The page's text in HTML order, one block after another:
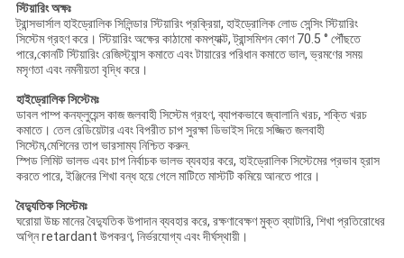
স্টিয়ারিং অক্ষঃ
ট্রান্সভার্সাল হাইড্রোলিক সিলিন্ডার স্টিয়ারিং প্রক্রিয়া, হাইড্রোলিক লোড সেন্সিং স্টিয়ারিং
সিস্টেম গ্রহণ করে। স্টিয়ারিং অক্ষের কাঠামো কমপ্যাক্ট, ট্রান্সমিশন কোণ 70.5 ° পৌঁছতে
পারে,কোনটি স্টিয়ারিং রেজিস্ট্যান্স কমাতে এবং টায়ারের পরিধান কমাতে ভাল, ভ্রমণের সময়
মসৃণতা এবং নমনীয়তা বৃদ্ধি করে।
হাইড্রোলিক সিস্টেমঃ
ডাবল পাম্প কনফ্লুয়েন্স কাজ জলবাহী সিস্টেম গ্রহণ, ব্যাপকভাবে জ্বালানি খরচ, শক্তি খরচ
কমাতে। তেল রেডিয়েটার এবং বিপরীত চাপ সুরক্ষা ডিভাইস দিয়ে সজ্জিত জলবাহী
সিস্টেম,মেশিনের তাপ ভারসাম্য নিশ্চিত করুন.
স্পিড লিমিট ভালভ এবং চাপ নির্বাচক ভালভ ব্যবহার করে, হাইড্রোলিক সিস্টেমের প্রভাব হ্রাস
করতে পারে, ইঞ্জিনের শিখা বন্ধ হয়ে গেলে মাটিতে মাস্টটি কমিয়ে আনতে পারে।
বৈদ্যুতিক সিস্টেমঃ
ঘরোয়া উচ্চ মানের বৈদ্যুতিক উপাদান ব্যবহার করে, রক্ষণাবেক্ষণ মুক্ত ব্যাটারি, শিখা প্রতিরোধের
অগ্নি retardant উপকরণ, নির্ভরযোগ্য এবং দীর্ঘস্থায়ী।